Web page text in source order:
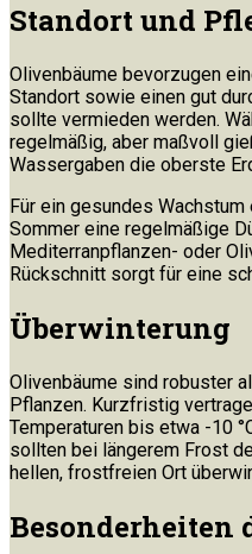
Standort und
Olivenbäume bevorzugen
Standort sowie einen gut
sollte vermieden werden.
regelmäßig, aber maßvoll
Wassergaben die oberste
Für ein gesundes
Sommer eine regelmäßige
Mediterranpflanzen- oder
Rückschnitt sorgt für eine
Überwinterung
Olivenbäume sind robuster
Pflanzen. Kurzfristig
Temperaturen bis etwa -10
sollten bei längerem Frost
hellen, frostfreien Ort
Besonderheiten